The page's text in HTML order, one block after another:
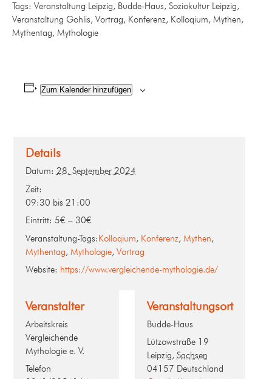
Tags: Veranstaltung Leipzig, Budde-Haus, Soziokultur Leipzig,
Veranstaltung Gohlis, Vortrag, Konferenz, Kolloqium, Mythen,
Mythentag, Mythologie
Zum Kalender hinzufügen
Details
Datum: 28. September 2024
Zeit:
09:30 bis 21:00
Eintritt: 5€ – 30€
Veranstaltung-Tags:Kolloqium, Konferenz, Mythen,
Mythentag, Mythologie, Vortrag
Website: https://www.vergleichende-mythologie.de/
Veranstaltungsort
Budde-Haus
Lützowstraße 19
Leipzig, Sachsen
04157 Deutschland
Veranstalter
Arbeitskreis
Vergleichende
Mythologie e. V.
Telefon